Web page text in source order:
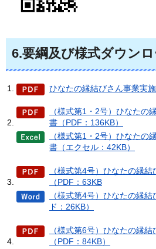
6.要綱及び様式ダウン
ひなたの縁結びさん事業実
（様式第1・2号）ひなたの
書（PDF：136KB）
（様式第1・2号）ひなたの
書（エクセル：42KB）
（様式第4号）ひなたの縁
（PDF：63KB
（様式第4号）ひなたの縁
ド：26KB）
（様式第6号）ひなたの縁
（PDF：84KB）